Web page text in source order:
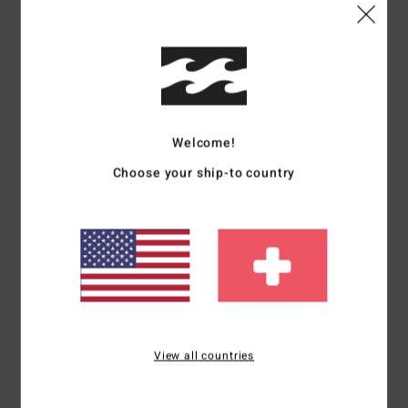
Upgecycelte Textilien aus 100 % Endverbraucherabfällen
Recycelter Jersey mit Silicone Stretch innen
Nachhaltig gewonnene
Hergestellt aus 85 % Naturkautschuk und 15 %
synthetischen Zusätzen aus upgecyceltem BolderBlack und
Schnitt:Langärmlige Jacke
Dicke:101 mm Dicke
Anziehsystem:Reißverschluss vorne
Recycler: Jersey und Futter 100 % recycelt
Welcome!
Choose your ship-to country
View all countries